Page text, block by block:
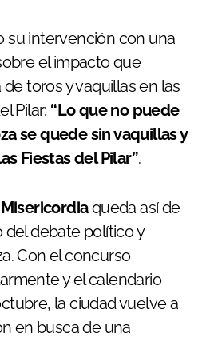
su intervención con una
el impacto que
toros y vaquillas en las
Pilar: “Lo que no puede
se quede sin vaquillas y
Fiestas del Pilar”.
queda así de
debate político y
Con el concurso
y el calendario
la ciudad vuelve a
en busca de una